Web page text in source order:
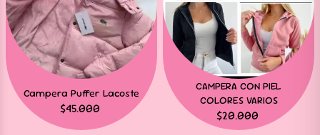
Campera Puffer Lacoste
$45.000
CAMPERA CON PIEL
COLORES VARIOS
$20.000